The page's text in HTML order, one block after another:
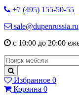
+7 (495) 155-50-55
sale@dupenrussia.ru
с 10:00 до 20:00
Избранное 0
Корзина 0